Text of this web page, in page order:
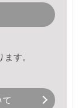
す。